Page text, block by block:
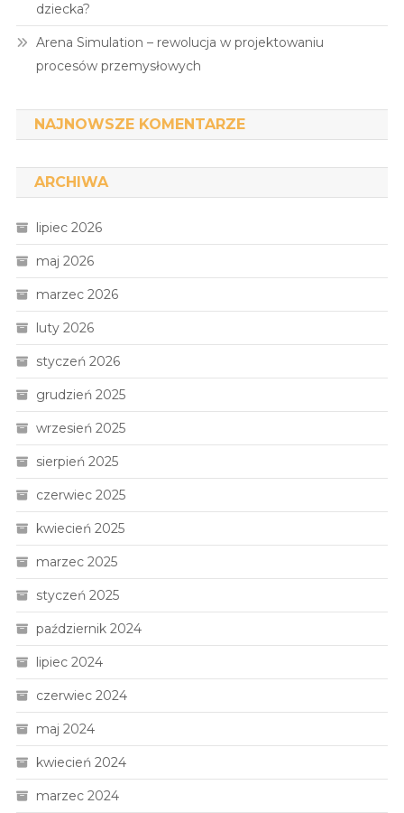
dziecka?
Arena Simulation – rewolucja w projektowaniu
procesów przemysłowych
NAJNOWSZE KOMENTARZE
ARCHIWA
lipiec 2026
maj 2026
marzec 2026
luty 2026
styczeń 2026
grudzień 2025
wrzesień 2025
sierpień 2025
czerwiec 2025
kwiecień 2025
marzec 2025
styczeń 2025
październik 2024
lipiec 2024
czerwiec 2024
maj 2024
kwiecień 2024
marzec 2024